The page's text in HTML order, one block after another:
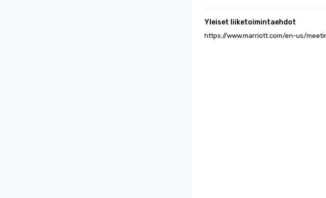
Yleiset liiketoimintaehdot
https://www.marriott.com/en-us/